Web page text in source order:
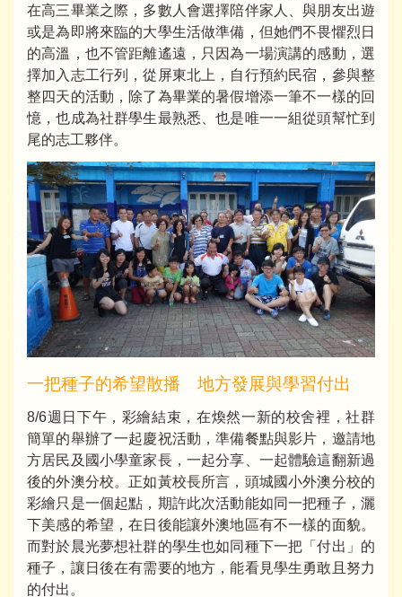
在高三畢業之際，多數人會選擇陪伴家人、與朋友出遊
或是為即將來臨的大學生活做準備，但她們不畏懼烈日
的高溫，也不管距離遙遠，只因為一場演講的感動，選
擇加入志工行列，從屏東北上，自行預約民宿，參與整
整四天的活動，除了為畢業的暑假增添一筆不一樣的回
憶，也成為社群學生最熟悉、也是唯一一組從頭幫忙到
尾的志工夥伴。
一把種子的希望散播 地方發展與學習付出
8/6週日下午，彩繪結束，在煥然一新的校舍裡，社群
簡單的舉辦了一起慶祝活動，準備餐點與影片，邀請地
方居民及國小學童家長，一起分享、一起體驗這翻新過
後的外澳分校。正如黃校長所言，頭城國小外澳分校的
彩繪只是一個起點，期許此次活動能如同一把種子，灑
下美感的希望，在日後能讓外澳地區有不一樣的面貌。
而對於晨光夢想社群的學生也如同種下一把「付出」的
種子，讓日後在有需要的地方，能看見學生勇敢且努力
的付出。